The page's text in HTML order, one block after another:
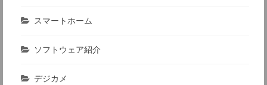
スマートホーム
ソフトウェア紹介
デジカメ